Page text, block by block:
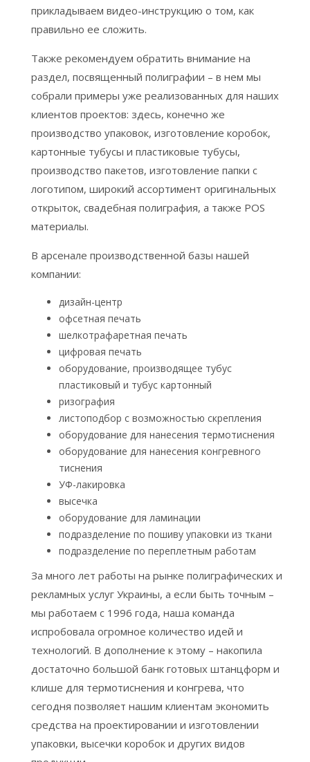
прикладываем видео-инструкцию о том, как
правильно ее сложить.
Также рекомендуем обратить внимание на
раздел, посвященный полиграфии – в нем мы
собрали примеры уже реализованных для наших
клиентов проектов: здесь, конечно же
производство упаковок, изготовление коробок,
картонные тубусы и пластиковые тубусы,
производство пакетов, изготовление папки с
логотипом, широкий ассортимент оригинальных
открыток, свадебная полиграфия, а также POS
материалы.
В арсенале производственной базы нашей
компании:
дизайн-центр
офсетная печать
шелкотрафаретная печать
цифровая печать
оборудование, производящее тубус
пластиковый и тубус картонный
ризография
листоподбор с возможностью скрепления
оборудование для нанесения термотиснения
оборудование для нанесения конгревного
тиснения
УФ-лакировка
высечка
оборудование для ламинации
подразделение по пошиву упаковки из ткани
подразделение по переплетным работам
За много лет работы на рынке полиграфических и
рекламных услуг Украины, а если быть точным –
мы работаем с 1996 года, наша команда
испробовала огромное количество идей и
технологий. В дополнение к этому – накопила
достаточно большой банк готовых штанцформ и
клише для термотиснения и конгрева, что
сегодня позволяет нашим клиентам экономить
средства на проектировании и изготовлении
упаковки, высечки коробок и других видов